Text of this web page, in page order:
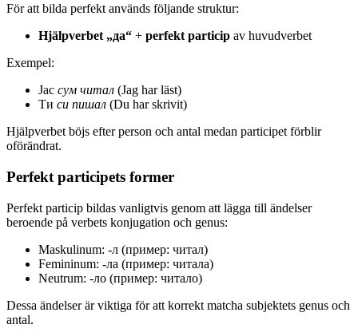
För att bilda perfekt används följande struktur:
Hjälpverbet „да“ + perfekt particip av huvudverbet
Exempel:
Јас сум читал (Jag har läst)
Ти си пишал (Du har skrivit)
Hjälpverbet böjs efter person och antal medan participet förblir
oförändrat.
Perfekt participets former
Perfekt particip bildas vanligtvis genom att lägga till ändelser
beroende på verbets konjugation och genus:
Maskulinum: -л (пример: читал)
Femininum: -ла (пример: читала)
Neutrum: -ло (пример: читало)
Dessa ändelser är viktiga för att korrekt matcha subjektets genus och
antal.